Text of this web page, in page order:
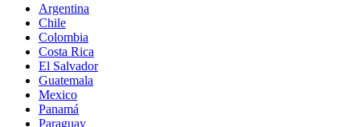
Argentina
Chile
Colombia
Costa Rica
El Salvador
Guatemala
Mexico
Panamá
Paraguay